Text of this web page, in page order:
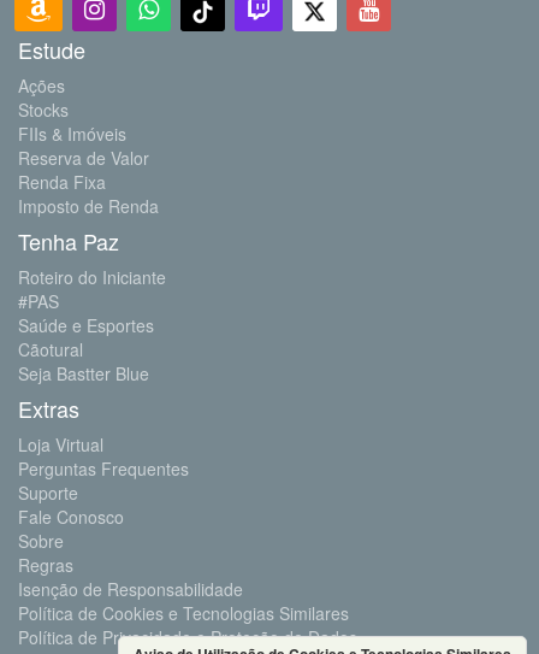
Estude
Ações
Stocks
FIIs & Imóveis
Reserva de Valor
Renda Fixa
Imposto de Renda
Tenha Paz
Roteiro do Iniciante
#PAS
Saúde e Esportes
Cãotural
Seja Bastter Blue
Extras
Loja Virtual
Perguntas Frequentes
Suporte
Fale Conosco
Sobre
Regras
Isenção de Responsabilidade
Política de Cookies e Tecnologias Similares
Política de Privacidade e Proteção de Dados